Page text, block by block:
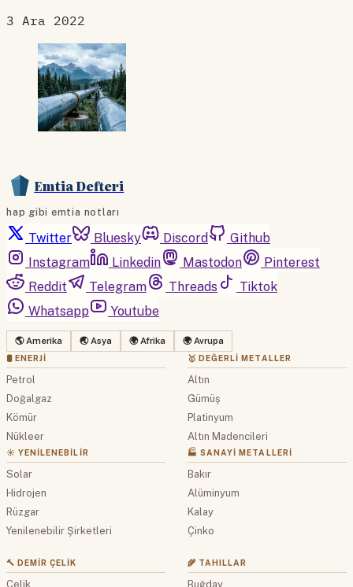
3 Ara 2022
Emtia Defteri
hap gibi emtia notları
Twitter Bluesky Discord
Github
Instagram
Linkedin Mastodon
Pinterest
Reddit
Telegram Threads
Tiktok
Whatsapp
Youtube
🌎 Amerika 🌏 Asya 🌍 Afrika 🌍 Avrupa
🛢 ENERJI
Petrol
Doğalgaz
Kömür
Nükleer
☀️ YENILENEBILIR
Solar
Hidrojen
Rüzgar
Yenilenebilir Şirketleri
🥇 DEĞERLI METALLER
Altın
Gümüş
Platinyum
Altın Madencileri
🏭 SANAYI METALLERI
Bakır
Alüminyum
Kalay
Çinko
🔨 DEMIR ÇELIK
Çelik
🌾 TAHILLAR
Buğday